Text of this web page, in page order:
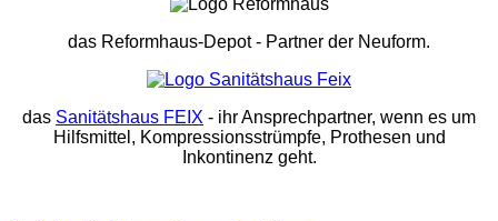
das Reformhaus-Depot- Partner der Neuform.
das Sanitätshaus FEIX - ihr Ansprechpartner, wenn es um
Hilfsmittel, Kompressionsstrümpfe, Prothesen und
Inkontinenz geht.